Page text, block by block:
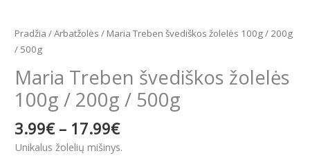
Pradžia /Arbatžolės / Maria Treben švediškos žolelės 100g / 200g
/ 500g
Maria Treben švediškos žolelės
100g / 200g / 500g
3.99€ – 17.99€
Unikalus žolelių mišinys.